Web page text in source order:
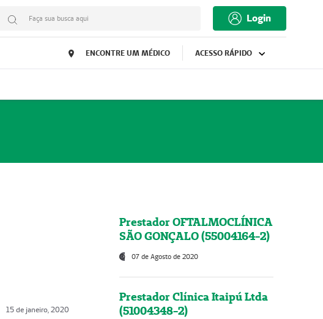
Faça sua busca aqui Login
ENCONTRE UM MÉDICO ACESSO RÁPIDO
15 de janeiro, 2020
Prestador OFTALMOCLÍNICA
SÃO GONÇALO (55004164-2)
07 de Agosto de 2020
Prestador Clínica Itaipú Ltda
(51004348-2)